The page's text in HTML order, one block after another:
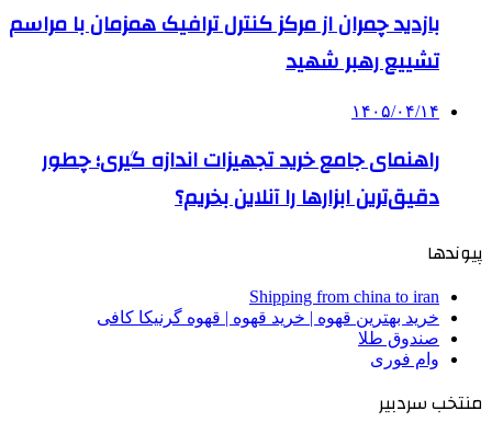
بازدید چمران از مرکز کنترل ترافیک همزمان با مراسم
تشییع رهبر شهید
۱۴۰۵/۰۴/۱۴
راهنمای جامع خرید تجهیزات اندازه گیری؛ چطور
دقیق‌ترین ابزارها را آنلاین بخریم؟
پیوندها
Shipping from china to iran
خرید بهترین قهوه | خرید قهوه | قهوه گرنیکا کافی
صندوق طلا
وام فوری
منتخب سردبیر